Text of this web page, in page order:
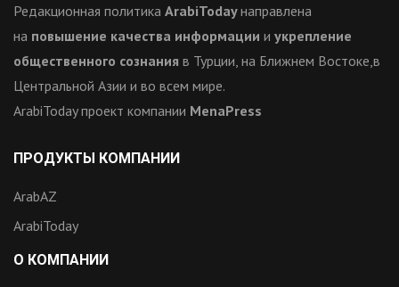
Редакционная политика ArabiTodayнаправлена
на повышение качества информации и укрепление
общественного сознания в Турции, на Ближнем Востоке,в
Центральной Азии и во всем мире.
ArabiToday проект компании MenaPress
ПРОДУКТЫ КОМПАНИИ
ArabAZ
ArabiToday
О КОМПАНИИ